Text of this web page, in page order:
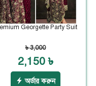
Georgette Party Suit
৳ 3,000
2,150 ৳
অর্ডার করুন